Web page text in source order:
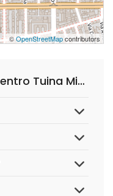
©OpenStreetMapcontributors
Domande Frequenti su Centro Tuina Mimosa